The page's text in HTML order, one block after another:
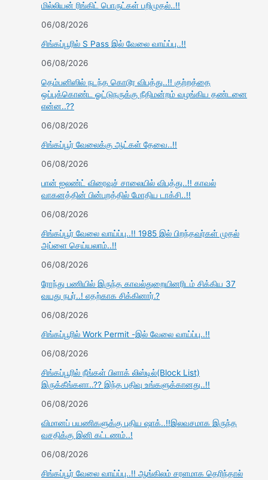
மில்லியன் ரிங்கிட் பொருட்கள் பறிமுதல்..!!
06/08/2026
சிங்கப்பூரில் S Pass இல் வேலை வாய்ப்பு..!!
06/08/2026
தெம்பனிஸில் நடந்த கொடூர விபத்து..!! குற்றத்தை
ஒப்புக்கொண்ட ஓட்டுநருக்கு நீதிமன்றம் வழங்கிய தண்டனை
என்ன..??
06/08/2026
சிங்கப்பூர் வேலைக்கு ஆட்கள் தேவை..!!
06/08/2026
பான் ஐலண்ட் விரைவுச் சாலையில் விபத்து..!! காவல்
வாகனத்தின் பின்புறத்தில் மோதிய டாக்சி..!!
06/08/2026
சிங்கப்பூர் வேலை வாய்ப்பு..!! 1985 இல் பிறந்தவர்கள் முதல்
அப்ளை செய்யலாம்..!!
06/08/2026
ரோந்து பணியில் இருந்த காவல்துறையினரிடம் சிக்கிய 37
வயது நபர்..! எதற்காக சிக்கினார்.?
06/08/2026
சிங்கப்பூரில் Work Permit -இல் வேலை வாய்ப்பு..!!
06/08/2026
சிங்கப்பூரில் நீங்கள் பிளாக் லிஸ்டில்(Block List)
இருக்கீங்களா..?? இந்த பதிவு உங்களுக்கானது..!!
06/08/2026
விமானப் பயணிகளுக்கு புதிய ஷாக்..!!இலவசமாக இருந்த
வசதிக்கு இனி கட்டணம்..!
06/08/2026
சிங்கப்பூர் வேலை வாய்ப்பு..!! ஆங்கிலம் சரளமாக தெரிந்தால்